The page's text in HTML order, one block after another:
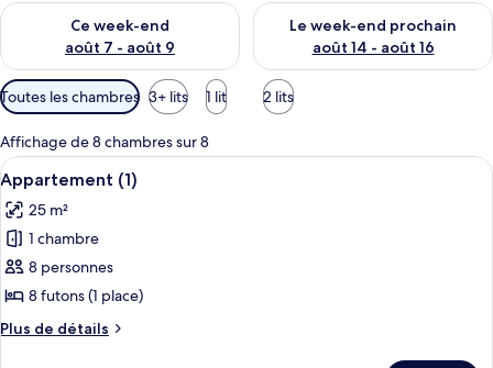
Ce week-end
août 7 - août 9
Vérifier la disponibilité pour ce week-end août 7 - août 9
Le week-end prochain
août 14 - août 16
Vérifier la disponibilité pour
Filtres
disponibles
pour
les
chambres
Toutes les chambres 3+ lits 1 lit 2 lits
Affichage de 8 chambres sur 8
Afficher
toutes
les
photos
pour
ce
type
de
Un salon moderne avec un canapé
16
Appartement (1)
25 m²
1 chambre
8 personnes
8 futons (1 place)
Plus de détails
Plus